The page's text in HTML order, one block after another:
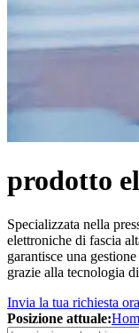
prodotto
Specializzata nella
elettroniche di fascia
garantisce una
grazie alla tecnologia
Invia la tua richiesta ora
Posizione attuale: